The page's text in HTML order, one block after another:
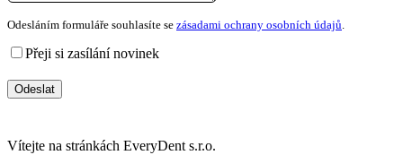
Odesláním formuláře souhlasíte se zásadami ochrany osobních údajů.
Přeji si zasílání novinek
Odeslat
Vítejte na stránkách EveryDent s.r.o.